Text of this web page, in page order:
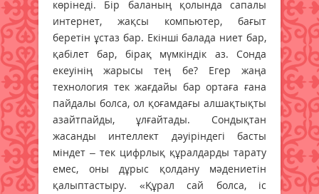
көрінеді. Бір баланың қолында сапалы
интернет, жақсы компьютер, бағыт
беретін ұстаз бар. Екінші балада ниет бар,
қабілет бар, бірақ мүмкіндік аз. Сонда
екеуінің жарысы тең бе? Егер жаңа
технология тек жағдайы бар ортаға ғана
пайдалы болса, ол қоғамдағы алшақтықты
азайтпайды, ұлғайтады. Сондықтан
жасанды интеллект дәуіріндегі басты
міндет – тек цифрлық құралдарды тарату
емес, оны дұрыс қолдану мәдениетін
қалыптастыру. «Құрал сай болса, іс